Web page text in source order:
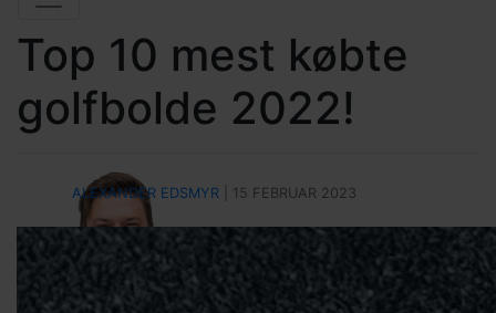
Top 10 mest købte
golfbolde 2022!
ALEXANDER EDSMYR | 15 FEBRUAR 2023